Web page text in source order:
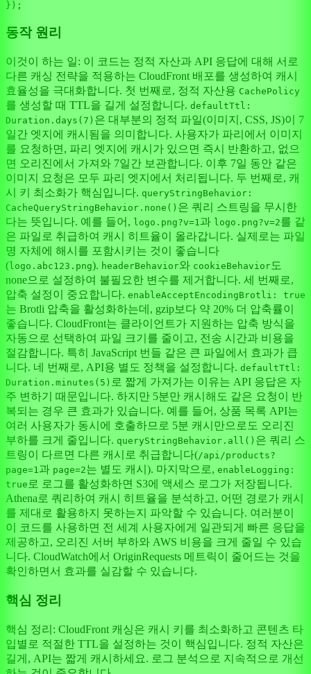
동작 원리
이것이 하는 일: 이 코드는 정적 자산과 API 응답에 대해 서로
다른 캐싱 전략을 적용하는 CloudFront 배포를 생성하여 캐시
효율성을 극대화합니다. 첫 번째로, 정적 자산용 CachePolicy
를 생성할 때 TTL을 길게 설정합니다. defaultTtl:
Duration.days(7) 은 대부분의 정적 파일(이미지, CSS, JS)이 7
일간 엣지에 캐시됨을 의미합니다. 사용자가 파리에서 이미지
를 요청하면, 파리 엣지에 캐시가 있으면 즉시 반환하고, 없으
면 오리진에서 가져와 7일간 보관합니다. 이후 7일 동안 같은
이미지 요청은 모두 파리 엣지에서 처리됩니다. 두 번째로, 캐
시 키 최소화가 핵심입니다. queryStringBehavior:
CacheQueryStringBehavior.none() 은 쿼리 스트링을 무시한
다는 뜻입니다. 예를 들어, logo.png?v=1 과 logo.png?v=2를 같
은 파일로 취급하여 캐시 히트율이 올라갑니다. 실제로는 파일
명 자체에 해시를 포함시키는 것이 좋습니다
(logo.abc123.png). headerBehavior와 cookieBehavior 도
none으로 설정하여 불필요한 변수를 제거합니다. 세 번째로,
압축 설정이 중요합니다. enableAcceptEncodingBrotli: true
는 Brotli 압축을 활성화하는데, gzip보다 약 20% 더 압축률이
좋습니다. CloudFront는 클라이언트가 지원하는 압축 방식을
자동으로 선택하여 파일 크기를 줄이고, 전송 시간과 비용을
절감합니다. 특히 JavaScript 번들 같은 큰 파일에서 효과가 큽
니다. 네 번째로, API용 별도 정책을 설정합니다. defaultTtl:
Duration.minutes(5) 로 짧게 가져가는 이유는 API 응답은 자
주 변하기 때문입니다. 하지만 5분만 캐시해도 같은 요청이 반
복되는 경우 큰 효과가 있습니다. 예를 들어, 상품 목록 API는
여러 사용자가 동시에 호출하므로 5분 캐시만으로도 오리진
부하를 크게 줄입니다. queryStringBehavior.all() 은 쿼리 스
트링이 다르면 다른 캐시로 취급합니다(/api/products?
page=1 과 page=2는 별도 캐시). 마지막으로, enableLogging:
true 로 로그를 활성화하면 S3에 액세스 로그가 저장됩니다.
Athena로 쿼리하여 캐시 히트율을 분석하고, 어떤 경로가 캐시
를 제대로 활용하지 못하는지 파악할 수 있습니다. 여러분이
이 코드를 사용하면 전 세계 사용자에게 일관되게 빠른 응답을
제공하고, 오리진 서버 부하와 AWS 비용을 크게 줄일 수 있습
니다. CloudWatch에서 OriginRequests 메트릭이 줄어드는 것을
확인하면서 효과를 실감할 수 있습니다.
핵심 정리
핵심 정리: CloudFront 캐싱은 캐시 키를 최소화하고 콘텐츠 타
입별로 적절한 TTL을 설정하는 것이 핵심입니다. 정적 자산은
길게, API는 짧게 캐시하세요. 로그 분석으로 지속적으로 개선